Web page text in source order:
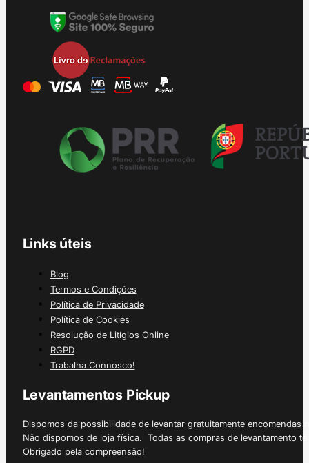
Links úteis
Blog
Termos e Condições
Política de Privacidade
Política de Cookies
Resolução de Litígios Online
RGPD
Trabalha Connosco!
Levantamentos Pickup
Dispomos da possibilidade de levantar gratuitamente
Não dispomos de loja física. Todas as compras de levantamento
Obrigado pela compreensão!